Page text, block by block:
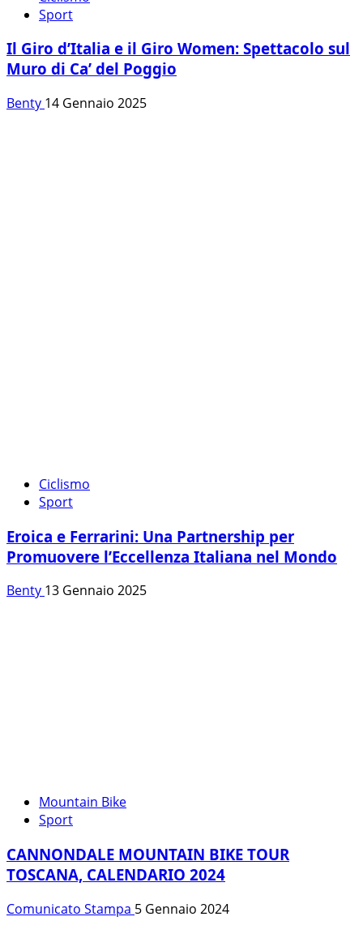
Sport
Il Giro d’Italia e il Giro Women: Spettacolo sul
Muro di Ca’ del Poggio
Benty 14 Gennaio 2025
Ciclismo
Sport
Eroica e Ferrarini: Una Partnership per
Promuovere l’Eccellenza Italiana nel Mondo
Benty 13 Gennaio 2025
Mountain Bike
Sport
CANNONDALE MOUNTAIN BIKE TOUR
TOSCANA, CALENDARIO 2024
Comunicato Stampa 5 Gennaio 2024